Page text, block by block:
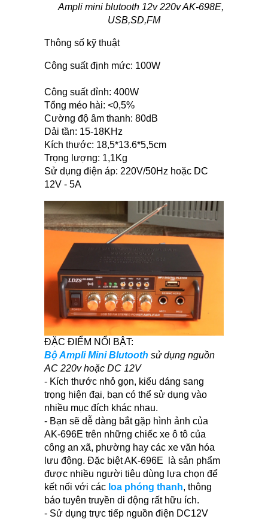
Ampli mini blutooth 12v 220v AK-698E,
USB,SD,FM
Thông số kỹ thuật
Công suất định mức: 100W
Công suất đỉnh: 400W
Tổng méo hài: <0,5%
Cường độ âm thanh: 80dB
Dải tần: 15-18KHz
Kích thước: 18,5*13.6*5,5cm
Trọng lượng: 1,1Kg
Sử dụng điện áp: 220V/50Hz hoặc DC
12V - 5A
ĐẶC ĐIỂM NỔI BẬT:
Bộ Ampli Mini Blutooth sử dụng nguồn
AC 220v hoặc DC 12V
- Kích thước nhỏ gọn, kiểu dáng sang
trọng hiện đại, bạn có thể sử dụng vào
nhiều mục đích khác nhau.
- Bạn sẽ dễ dàng bắt gặp hình ảnh của
AK-696E trên những chiếc xe ô tô của
công an xã, phường hay các xe văn hóa
lưu động. Đặc biệt AK-696E là sản phẩm
được nhiều người tiêu dùng lựa chọn để
kết nối với các loa phóng thanh, thông
báo tuyên truyền di động rất hữu ích.
- Sử dụng trực tiếp nguồn điện DC12V